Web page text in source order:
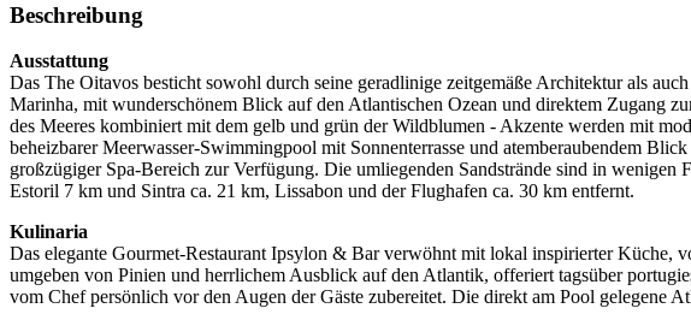
Beschreibung
Ausstattung
Das The Oitavos besticht sowohl durch seine geradlinige zeitgemäße Architektur als
Marinha, mit wunderschönem Blick auf den Atlantischen Ozean und direktem Zugang
des Meeres kombiniert mit dem gelb und grün der Wildblumen - Akzente werden mit
beheizbarer Meerwasser-Swimmingpool mit Sonnenterrasse und atemberaubendem
großzügiger Spa-Bereich zur Verfügung. Die umliegenden Sandstrände sind in
Estoril 7 km und Sintra ca. 21 km, Lissabon und der Flughafen ca. 30 km entfernt.
Kulinaria
Das elegante Gourmet-Restaurant Ipsylon & Bar verwöhnt mit lokal inspirierter Küche,
umgeben von Pinien und herrlichem Ausblick auf den Atlantik, offeriert tagsüber
vom Chef persönlich vor den Augen der Gäste zubereitet. Die direkt am Pool gelegene